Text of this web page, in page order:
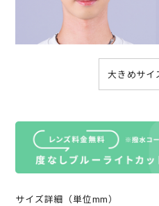
大きめサイ
サイズ詳細（単位mm）